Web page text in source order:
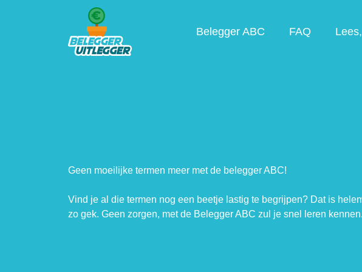
Belegger ABC FAQ
Geen moeilijke termen meer met de belegger ABC!
Vind je al die termen nog een beetje lastig te begrijpen? Dat is
zo gek. Geen zorgen, met de Belegger ABC zul je snel leren kennen.